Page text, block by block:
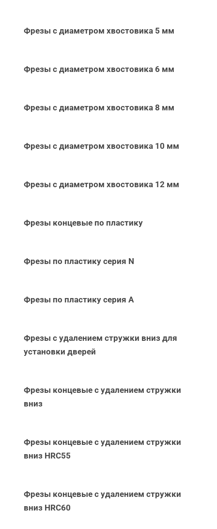
Фрезы с диаметром хвостовика 5 мм
Фрезы с диаметром хвостовика 6 мм
Фрезы с диаметром хвостовика 8 мм
Фрезы с диаметром хвостовика 10 мм
Фрезы с диаметром хвостовика 12 мм
Фрезы концевые по пластику
Фрезы по пластику серия N
Фрезы по пластику серия А
Фрезы с удалением стружки вниз для
установки дверей
Фрезы концевые с удалением стружки
вниз
Фрезы концевые с удалением стружки
вниз НRC55
Фрезы концевые с удалением стружки
вниз НRC60